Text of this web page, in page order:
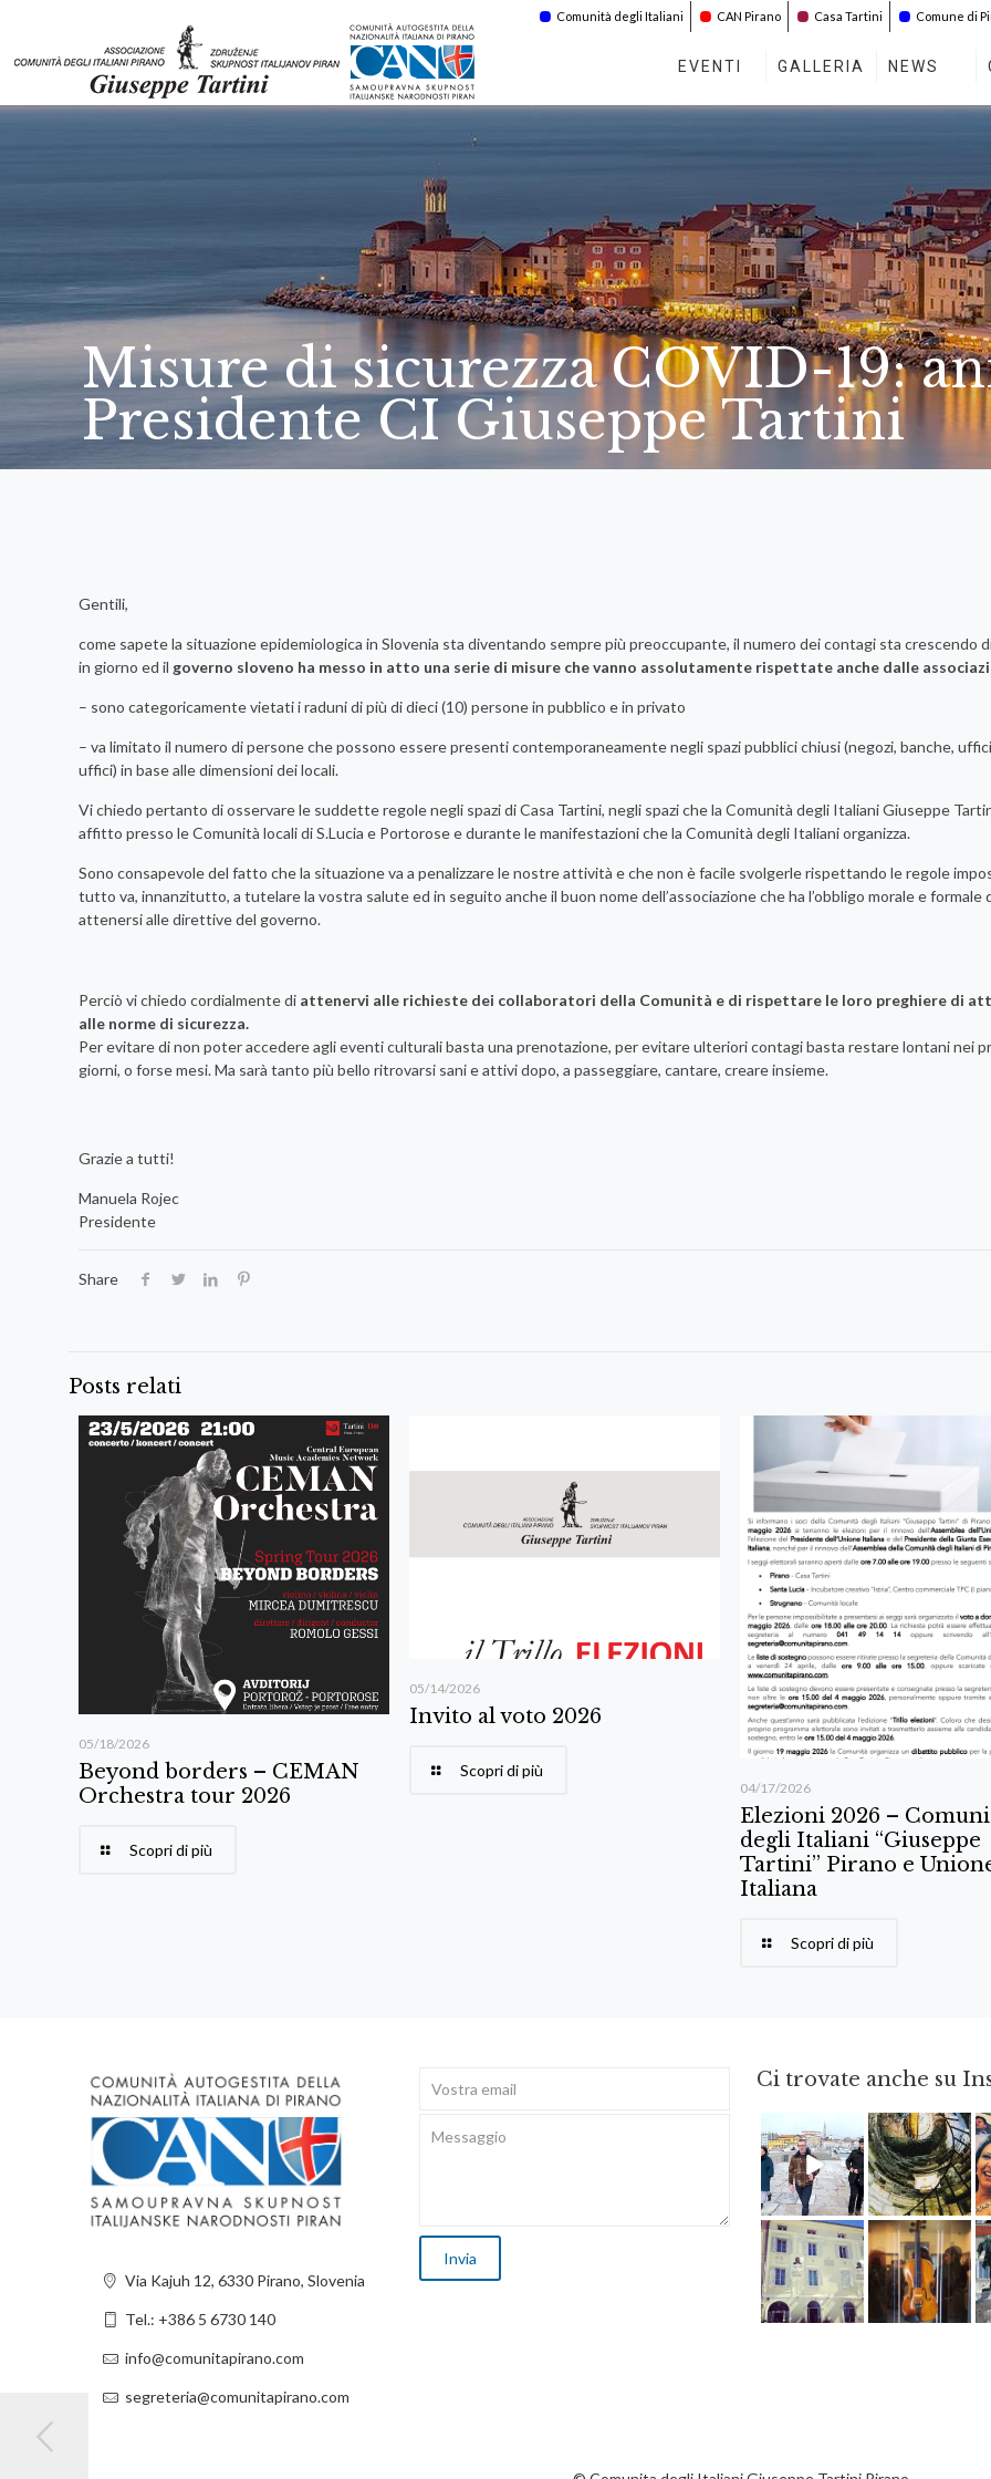
Comunità degli Italiani CAN Pirano Casa Tartini Comune di
EVENTI GALLERIA NEWS
Misure di sicurezza COVID-19:
Presidente CI Giuseppe Tartini
Gentili,
come sapete la situazione epidemiologica in Slovenia sta diventando sempre più preoccupante, il numero dei contagi sta crescendo
in giorno ed il governo sloveno ha messo in atto una serie di misure che vanno assolutamente rispettate anche dalle
– sono categoricamente vietati i raduni di più di dieci (10) persone in pubblico e in privato
– va limitato il numero di persone che possono essere presenti contemporaneamente negli spazi pubblici chiusi (negozi, banche,
uffici) in base alle dimensioni dei locali.
Vi chiedo pertanto di osservare le suddette regole negli spazi di Casa Tartini, negli spazi che la Comunità degli Italiani Giuseppe
affitto presso le Comunità locali di S.Lucia e Portorose e durante le manifestazioni che la Comunità degli Italiani organizza.
Sono consapevole del fatto che la situazione va a penalizzare le nostre attività e che non è facile svolgerle rispettando le regole
tutto va, innanzitutto, a tutelare la vostra salute ed in seguito anche il buon nome dell’associazione che ha l’obbligo morale e formale
attenersi alle direttive del governo.
Perciò vi chiedo cordialmente di attenervi alle richieste dei collaboratori della Comunità e di rispettare le loro preghiere di
alle norme di sicurezza.
Per evitare di non poter accedere agli eventi culturali basta una prenotazione, per evitare ulteriori contagi basta restare lontani nei
giorni, o forse mesi. Ma sarà tanto più bello ritrovarsi sani e attivi dopo, a passeggiare, cantare, creare insieme.
Grazie a tutti!
Manuela Rojec
Presidente
Share
Posts relati
05/18/2026
Beyond borders – CEMAN
Orchestra tour 2026
Scopri di più
05/14/2026
Invito al voto 2026
Scopri di più
04/17/2026
Elezioni 2026 –
degli Italiani “Giuseppe
Tartini” Pirano e
Italiana
Scopri di più
Via Kajuh 12, 6330 Pirano, Slovenia
Tel.: +386 5 6730 140
info@comunitapirano.com
segreteria@comunitapirano.com
Ci trovate anche su
Feb 16 Ago 3
Apr 3 Apr 8